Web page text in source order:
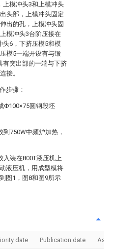
上模冲头3和上模冲头
头部，上模冲头固定
出的孔，上模冲头固
模冲头3台阶压接在
头6，下挤压模5和模
模5一端开设有与锻
有突出部的一端与下挤
接。
步骤：
Φ100×75圆钢段坯
750W中频炉加热，
入装在800T液压机上
液压机，用成型模将
图1，图8和图9所示
date Publication date